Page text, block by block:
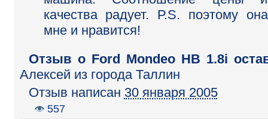
качества радует. Р.S. поэтому она
мне и нравится!
Отзыв o Ford Mondeo HB 1.8i
Алексей из города Таллин
Отзыв написан 30 января 2005
557